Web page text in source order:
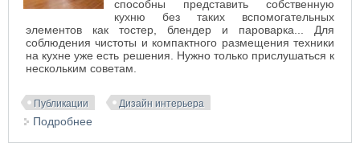
способны представить собственную
кухню без таких вспомогательных
элементов как тостер, блендер и пароварка... Для
соблюдения чистоты и компактного размещения техники
на кухне уже есть решения. Нужно только прислушаться к
нескольким советам.
Публикации Дизайн интерьера
Подробнее